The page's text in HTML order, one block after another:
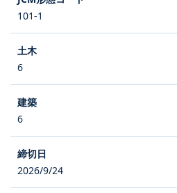
101-1
6
6
2026/9/24